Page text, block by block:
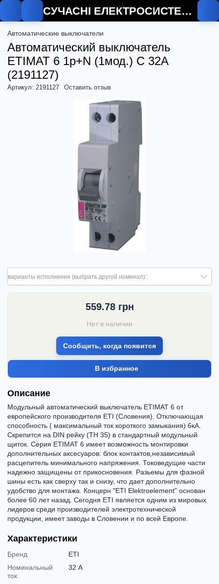
СУЧАСНІ ЕЛЕКТРОСИСТЕМИ
Автоматические выключатели
Автоматический выключатель
ETIMAT 6 1p+N (1мод.) С 32А
(2191127)
Артикул: 2191127 Оставить отзыв
варианты исполнения (выбрать другой номинал)::
559.78грн
Нет в наличии
Сообщить, когда появится
В избранное
Описание
Модульный автоматический выключатель ETIMAT 6 от
европейского производителя ETI (Словения). Отключающая
способность ( максимальный ток короткого замыкания) 6кА.
Скрепится на DIN рейку (ТН 35) в стандартный модульный
щиток. Серия ETIMAT 6 имеет возможность монтировки
дополнительных аксесуаров: блок контактов,независимый
расцепитель минимального напряжения. Токоведущие части
надежно защищены от прикосновения. Разьемы для фазной
шины есть как сверху так и снизу, что дает дополнительно
удобство для монтажа. Концерн "ETI Elektroelement" основан
более 60 лет назад. Сегодня ETI является одним из мировых
лидеров среди производителей электротехнической
продукции, имеет заводы в Словении и по всей Европе.
Характеристики
Бренд
ETI
Номинальный
ток
32 А